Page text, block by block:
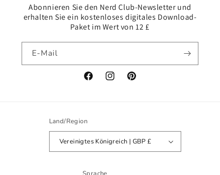
Abonnieren Sie den Nerd Club-Newsletter und
erhalten Sie ein kostenloses digitales Download-
Paket im Wert von 12 £
E-Mail
FacebookInstagramPinterest
Land/Region
Vereinigtes Königreich | GBP £